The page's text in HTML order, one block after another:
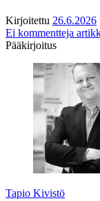
Kirjoitettu 26.6.2026
Ei kommentteja
Pääkirjoitus
Tapio Kivistö